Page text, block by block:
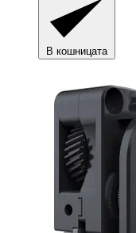
В кошницата